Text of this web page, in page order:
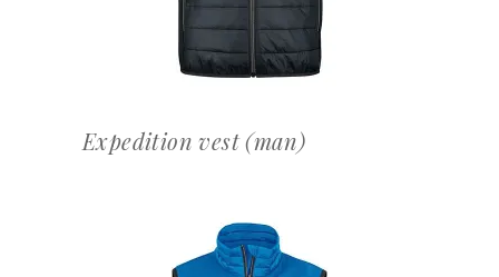
Expedition vest (man)